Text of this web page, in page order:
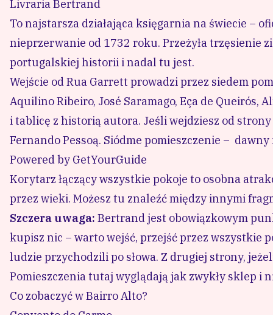
Livraria Bertrand
To najstarsza działająca księgarnia na świecie –
nieprzerwanie od 1732 roku. Przeżyła trzęsienie
portugalskiej historii i nadal tu jest.
Wejście od Rua Garrett prowadzi przez siedem
Aquilino Ribeiro, José Saramago, Eça de Queirós,
i tablicę z historią autora. Jeśli wejdziesz od
Fernando Pessoą. Siódme pomieszczenie –
Powered by GetYourGuide
Korytarz łączący wszystkie pokoje to osobna
przez wieki. Możesz tu znaleźć między innymi
Szczera uwaga: Bertrand jest obowiązkowym
kupisz nic – warto wejść, przejść przez wszystkie
ludzie przychodzili po słowa. Z drugiej strony,
Pomieszczenia tutaj wyglądają jak zwykły sklep i
Co zobaczyć w Bairro Alto?